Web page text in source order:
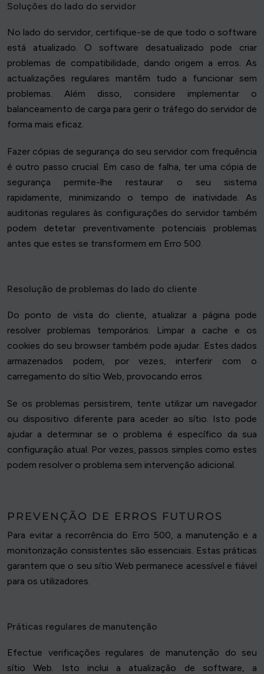
Soluções do lado do servidor
No lado do servidor, certifique-se de que todo o software
está atualizado. O software desatualizado pode criar
problemas de compatibilidade, dando origem a erros. As
actualizações regulares mantêm tudo a funcionar sem
problemas. Além disso, considere implementar o
balanceamento de carga para gerir o tráfego do servidor de
forma mais eficaz.
Fazer cópias de segurança do seu servidor com frequência
é outro passo crucial. Em caso de falha, ter uma cópia de
segurança permite-lhe restaurar o seu sistema
rapidamente, minimizando o tempo de inatividade. As
auditorias regulares às configurações do servidor também
podem detetar preventivamente potenciais problemas
antes que estes se transformem em Erro 500.
Resolução de problemas do lado do cliente
Do ponto de vista do cliente, atualizar a página pode
resolver problemas temporários. Limpar a cache e os
cookies do seu browser também pode ajudar. Estes dados
armazenados podem, por vezes, interferir com o
carregamento do sítio Web, provocando erros.
Se os problemas persistirem, tente utilizar um navegador
ou dispositivo diferente para aceder ao sítio. Isto pode
ajudar a determinar se o problema é específico da sua
configuração atual. Por vezes, passos simples como estes
podem resolver o problema sem intervenção adicional.
PREVENÇÃO DE ERROS FUTUROS
Para evitar a recorrência do Erro 500, a manutenção e a
monitorização consistentes são essenciais. Estas práticas
garantem que o seu sítio Web permanece acessível e fiável
para os utilizadores.
Práticas regulares de manutenção
Efectue verificações regulares de manutenção do seu
sítio Web. Isto inclui a atualização de software, a